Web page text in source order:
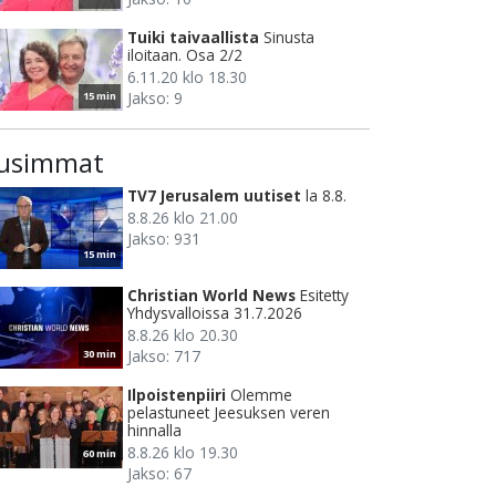
15 min
Tuiki taivaallista Sinusta
iloitaan. Osa 2/2
6.11.20 klo 18.30
Jakso: 9
15 min
TV7 Jerusalem uutiset la 8.8.
8.8.26 klo 21.00
Jakso: 931
30 min
Christian World News Esitetty
Yhdysvalloissa 31.7.2026
8.8.26 klo 20.30
Jakso: 717
60 min
Ilpoistenpiiri Olemme
pelastuneet Jeesuksen veren
hinnalla
8.8.26 klo 19.30
Jakso: 67